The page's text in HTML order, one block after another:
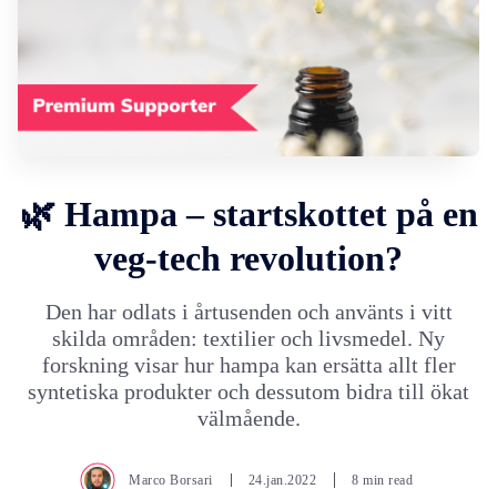
🌿 Hampa – startskottet på en
veg-tech revolution?
Den har odlats i årtusenden och använts i vitt
skilda områden: textilier och livsmedel. Ny
forskning visar hur hampa kan ersätta allt fler
syntetiska produkter och dessutom bidra till ökat
välmående.
Marco Borsari 24.jan.2022 8 min read